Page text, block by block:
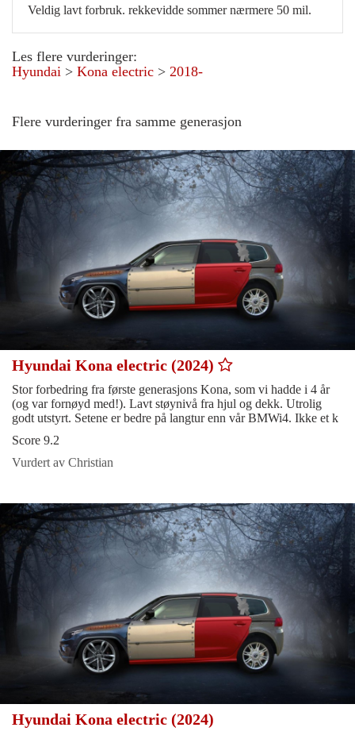
Veldig lavt forbruk. rekkevidde sommer nærmere 50 mil.
Les flere vurderinger:
Hyundai > Kona electric > 2018-
Flere vurderinger fra samme generasjon
Hyundai Kona electric (2024)
Stor forbedring fra første generasjons Kona, som vi hadde i 4 år
(og var fornøyd med!). Lavt støynivå fra hjul og dekk. Utrolig
godt utstyrt. Setene er bedre på langtur enn vår BMWi4. Ikke et k
Score 9.2
Vurdert av Christian
Hyundai Kona electric (2024)